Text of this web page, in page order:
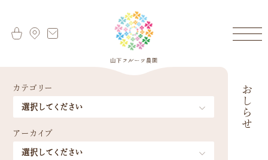
おしらせ
カテゴリー
アーカイブ